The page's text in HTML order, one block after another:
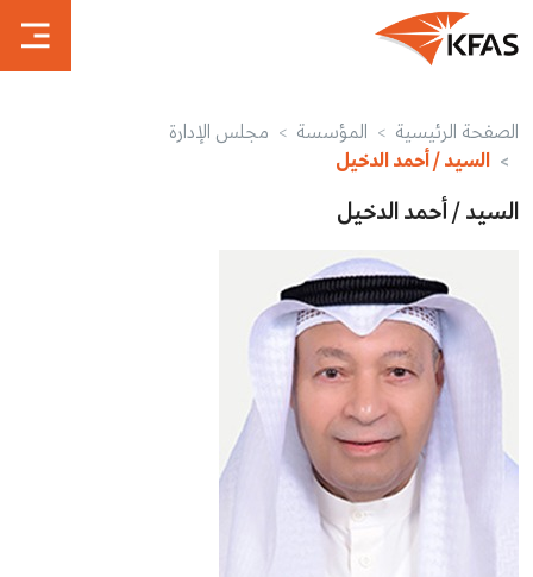
الصفحة الرئيسية المؤسسة
مجلس الإدارة
السيد / أحمد الدخيل
السيد / أحمد الدخيل